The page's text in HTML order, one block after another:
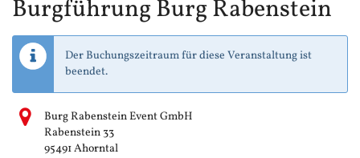
Burgführung Burg Rabenstein
Der Buchungszeitraum für diese Veranstaltung ist
beendet.
Burg Rabenstein Event GmbH
Rabenstein 33
95491 Ahorntal